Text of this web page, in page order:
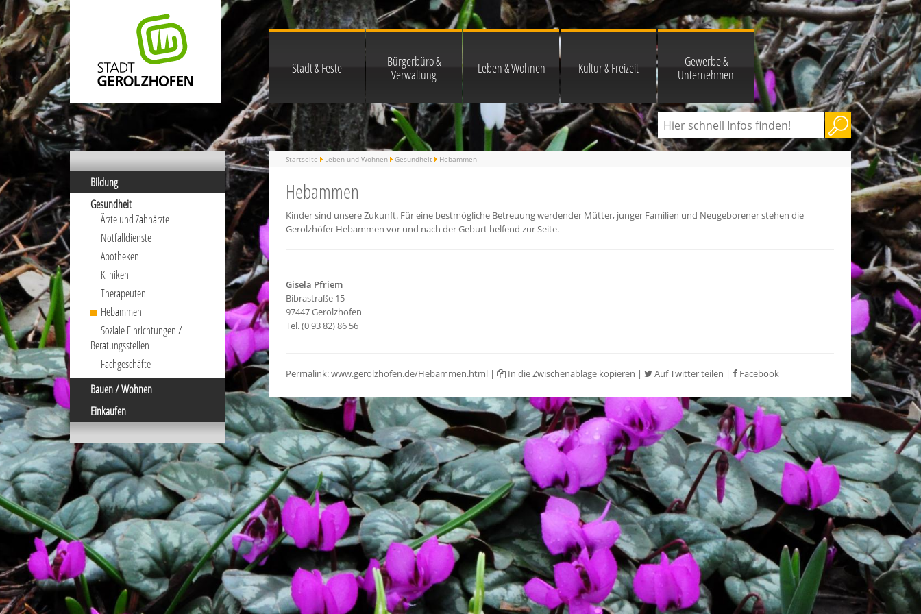
Stadt & Feste
Bürgerbüro &
Verwaltung
Leben & Wohnen Kultur & Freizeit
Gewerbe &
Unternehmen
Bildung
Gesundheit
Ärzte und Zahnärzte
Notfalldienste
Apotheken
Kliniken
Therapeuten
Hebammen
Soziale Einrichtungen /
Beratungsstellen
Fachgeschäfte
Bauen / Wohnen
Einkaufen
Startseite Leben und Wohnen Gesundheit Hebammen
Hebammen
Kinder sind unsere Zukunft. Für eine bestmögliche Betreuung werdender Mütter, junger Familien und Neugeborener stehen die
Gerolzhöfer Hebammen vor und nach der Geburt helfend zur Seite.
Gisela Pfriem
Bibrastraße 15
97447 Gerolzhofen
Tel. (0 93 82) 86 56
Permalink:www.gerolzhofen.de/Hebammen.html | In die Zwischenablage kopieren | Auf Twitter teilen | Facebook